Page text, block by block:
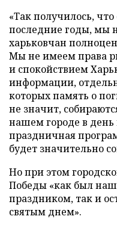
«Так получилось,
последние годы, мы
харьковчан
Мы не имеем права
и спокойствием
информации,
которых память о
не значит,
нашем городе в день
праздничная
будет значительно
Но при этом
Победы «как был
праздником, так и
святым днем».